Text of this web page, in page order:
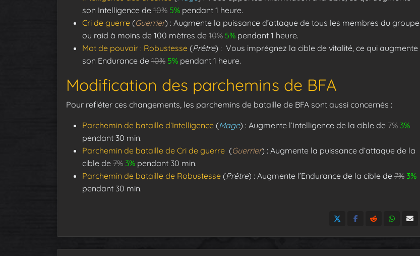
son Intelligence de 10% 5% pendant 1 heure.
Cri de guerre (Guerrier) : Augmente la puissance d’attaque de tous les membres du groupe
ou raid à moins de 100 mètres de 10% 5% pendant 1 heure.
Mot de pouvoir : Robustesse (Prêtre) : Vous imprégnez la cible de vitalité, ce qui augmente
son Endurance de 10% 5% pendant 1 heure.
Modification des parchemins de BFA
Pour refléter ces changements, les parchemins de bataille de BFA sont aussi concernés :
Parchemin de bataille d’Intelligence (Mage) : Augmente l’Intelligence de la cible de 7% 3%
pendant 30 min.
Parchemin de bataille de Cri de guerre (Guerrier) : Augmente la puissance d’attaque de la
cible de 7% 3% pendant 30 min.
Parchemin de bataille de Robustesse (Prêtre) : Augmente l’Endurance de la cible de 7% 3%
pendant 30 min.